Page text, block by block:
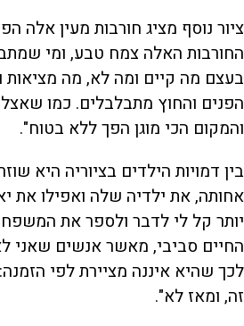
ציור נוסף מציג חורבות מעין אלה
החורבות האלה צמח טבע, ומי
בעצם מה קיים ומה לא, מה מציאות
הפנים והחוץ מתבלבלים. כמו
והמקום הכי מוגן הפך ללא בטוח".
בין דמויות הילדים בציוריה היא
אחותה, את ילדיה שלה ואפילו את
יותר קל לי לדבר ולספר את
החיים סביבי, מאשר אנשים שאני
לכך שהיא איננה מציירת לפי
זה, ומאז לא".